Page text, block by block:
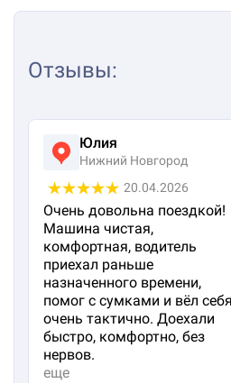
Отзывы:
Юлия
Нижний Новгород
20.04.2026
Очень довольна поездкой!
Машина чистая,
комфортная, водитель
приехал раньше
назначенного времени,
помог с сумками и вёл себя
очень тактично. Доехали
быстро, комфортно, без
нервов.
еще